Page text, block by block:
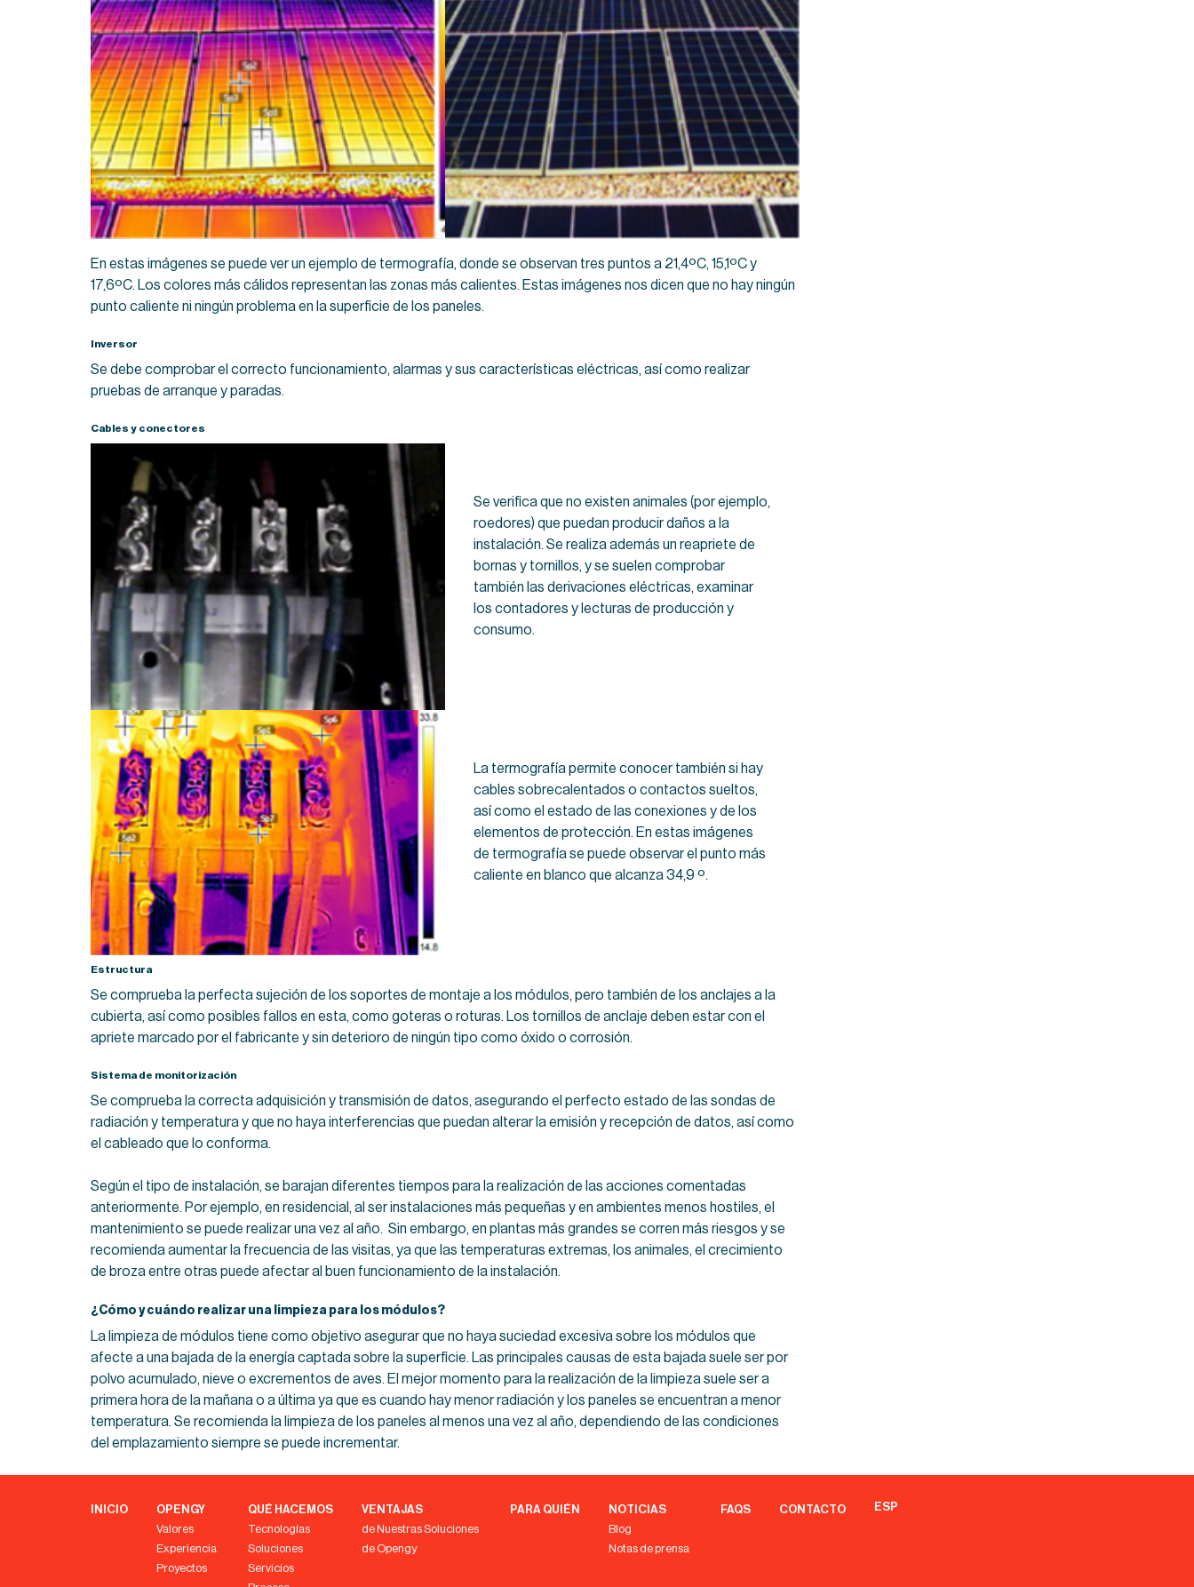
En estas imágenes se puede ver un ejemplo de termografía, donde se observan tres puntos a 21,4ºC, 15,1ºC y
17,6ºC. Los colores más cálidos representan las zonas más calientes. Estas imágenes nos dicen que no hay ningún
punto caliente ni ningún problema en la superficie de los paneles.
Inversor
Se debe comprobar el correcto funcionamiento, alarmas y sus características eléctricas, así como realizar
pruebas de arranque y paradas.
Cables y conectores
Se verifica que no existen animales (por ejemplo,
roedores) que puedan producir daños a la
instalación. Se realiza además un reapriete de
bornas y tornillos, y se suelen comprobar
también las derivaciones eléctricas, examinar
los contadores y lecturas de producción y
consumo.
La termografía permite conocer también si hay
cables sobrecalentados o contactos sueltos,
así como el estado de las conexiones y de los
elementos de protección. En estas imágenes
de termografía se puede observar el punto más
caliente en blanco que alcanza 34,9 º.
Estructura
Se comprueba la perfecta sujeción de los soportes de montaje a los módulos, pero también de los anclajes a la
cubierta, así como posibles fallos en esta, como goteras o roturas. Los tornillos de anclaje deben estar con el
apriete marcado por el fabricante y sin deterioro de ningún tipo como óxido o corrosión.
Sistema de monitorización
Se comprueba la correcta adquisición y transmisión de datos, asegurando el perfecto estado de las sondas de
radiación y temperatura y que no haya interferencias que puedan alterar la emisión y recepción de datos, así como
el cableado que lo conforma.
Según el tipo de instalación, se barajan diferentes tiempos para la realización de las acciones comentadas
anteriormente. Por ejemplo, en residencial, al ser instalaciones más pequeñas y en ambientes menos hostiles, el
mantenimiento se puede realizar una vez al año. Sin embargo, en plantas más grandes se corren más riesgos y se
recomienda aumentar la frecuencia de las visitas, ya que las temperaturas extremas, los animales, el crecimiento
de broza entre otras puede afectar al buen funcionamiento de la instalación.
¿Cómo y cuándo realizar una limpieza para los módulos?
La limpieza de módulos tiene como objetivo asegurar que no haya suciedad excesiva sobre los módulos que
afecte a una bajada de la energía captada sobre la superficie. Las principales causas de esta bajada suele ser por
polvo acumulado, nieve o excrementos de aves. El mejor momento para la realización de la limpieza suele ser a
primera hora de la mañana o a última ya que es cuando hay menor radiación y los paneles se encuentran a menor
temperatura. Se recomienda la limpieza de los paneles al menos una vez al año, dependiendo de las condiciones
del emplazamiento siempre se puede incrementar.
INICIO
OPENGY
Valores
Experiencia
Proyectos
QUÉ HACEMOS
Tecnologías
Soluciones
Servicios
VENTAJAS
de Nuestras Soluciones
de Opengy
PARA QUIÉN
NOTICIAS
Blog
Notas de prensa
FAQS CONTACTO ESP